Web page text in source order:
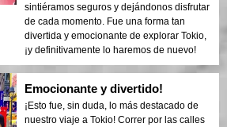
sintiéramos seguros y dejándonos disfrutar
de cada momento. Fue una forma tan
divertida y emocionante de explorar Tokio,
¡y definitivamente lo haremos de nuevo!
Emocionante y divertido!
¡Esto fue, sin duda, lo más destacado de
nuestro viaje a Tokio! Correr por las calles